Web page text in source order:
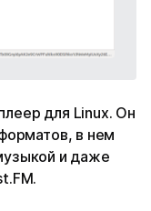
для Linux. Он
в нем
и даже